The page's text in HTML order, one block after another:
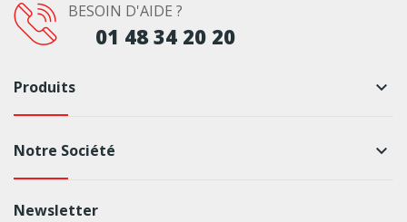
BESOIN D'AIDE ?
01 48 34 20 20
Produits keyboard_arrow_down
Notre Société keyboard_arrow_down
Newsletter